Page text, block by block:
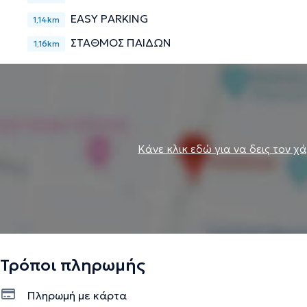
1,14km EASY PARKING
1,16km ΣΤΑΘΜΟΣ ΠΑΙΔΩΝ
Κάνε κλικ εδώ για να δεις τον
Τρόποι πληρωμής
Πληρωμή με κάρτα